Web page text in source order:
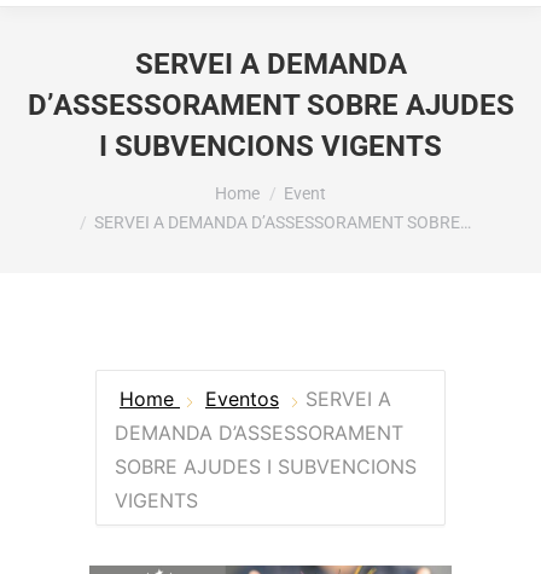
SERVEI A DEMANDA
D’ASSESSORAMENT SOBRE AJUDES
I SUBVENCIONS VIGENTS
Home
Event
SERVEI A DEMANDA D’ASSESSORAMENT SOBRE…
Home Eventos
SERVEI A
DEMANDA D’ASSESSORAMENT
SOBRE AJUDES I SUBVENCIONS
VIGENTS